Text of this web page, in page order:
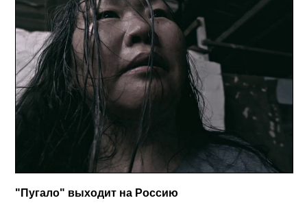
"Пугало" выходит на Россию